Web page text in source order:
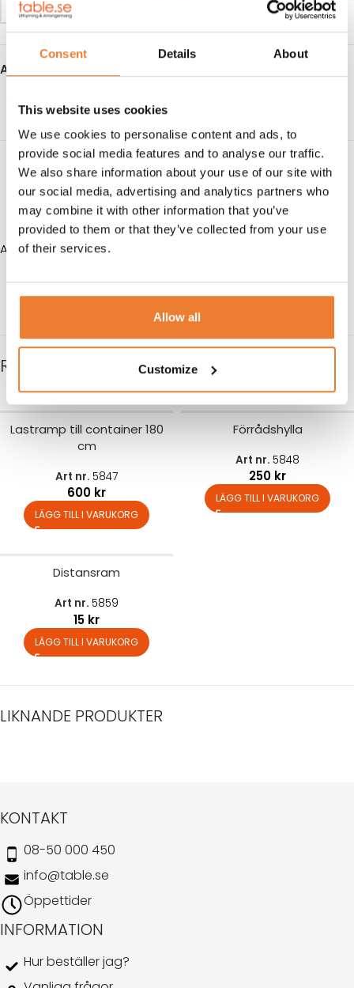
Consent Details About
This website uses cookies
We use cookies to personalise content and ads, to
provide social media features and to analyse our traffic.
We also share information about your use of our site with
our social media, advertising and analytics partners who
may combine it with other information that you’ve
provided to them or that they’ve collected from your use
of their services.
Allow all
Customize
Artikelnr:
BESKRIVNING
HYRESVILLKOR
KUNDTJÄNST
Används vid stapling av containers.
RELATERADE PRODUKTER
Lastramp till container 180
cm
Art nr. 5847
600 kr
LÄGG TILL I VARUKORG
Förrådshylla
Art nr. 5848
250 kr
LÄGG TILL I VARUKORG
Distansram
Art nr. 5859
15 kr
LÄGG TILL I VARUKORG
LIKNANDE PRODUKTER
KONTAKT
08-50 000 450
info@table.se
Öppettider
INFORMATION
Hur beställer jag?